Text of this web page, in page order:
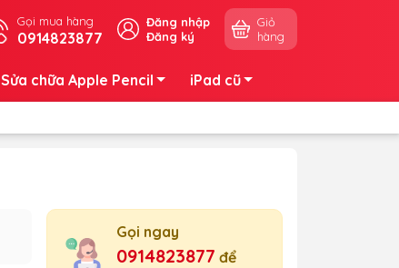
Gọi mua hàng
0914823877
Đăng nhập
Đăng ký
Giỏ
hàng
Sửa chữa Apple Pencil iPad cũ
Gọi ngay
0914823877 để